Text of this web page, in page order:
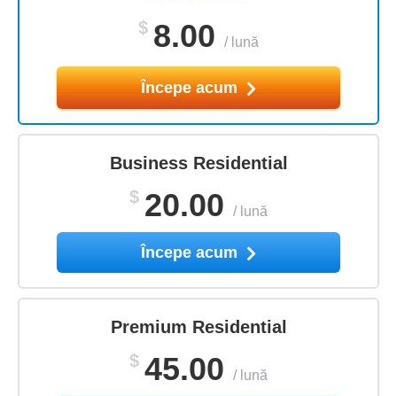
$ 8.00 / lună
Începe acum
Business Residential
$ 20.00 / lună
Începe acum
Premium Residential
$ 45.00 / lună